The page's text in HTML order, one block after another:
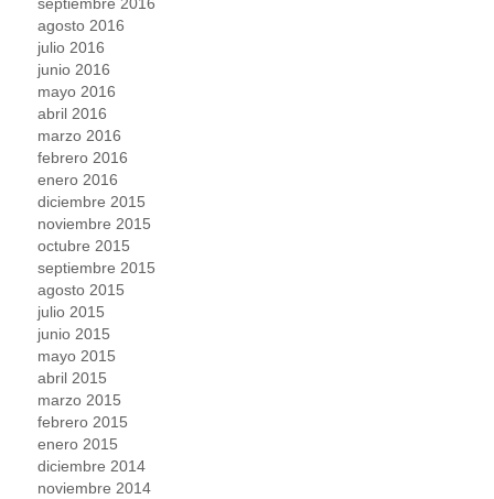
agosto 2016
julio 2016
junio 2016
mayo 2016
abril 2016
marzo 2016
febrero 2016
enero 2016
diciembre 2015
noviembre 2015
octubre 2015
septiembre 2015
agosto 2015
julio 2015
junio 2015
mayo 2015
abril 2015
marzo 2015
febrero 2015
enero 2015
diciembre 2014
noviembre 2014